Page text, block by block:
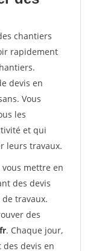
chantiers
rapidement
devis en
Vous
les
et qui
leurs travaux.
mettre en
des devis
travaux.
des
. Chaque jour,
devis en